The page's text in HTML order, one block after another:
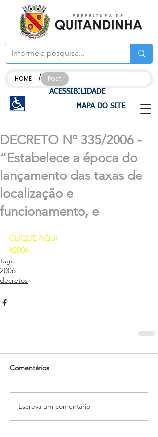
ACESSIBILIDADE
MAPA DO SITE
HOME / Post
DECRETO Nº 335/2006 -
“Estabelece a época do
lançamento das taxas de
localização e
funcionamento, e
CLIQUE AQUI
#2006
Tags:
2006
decretos
Comentários
Escreva um comentário